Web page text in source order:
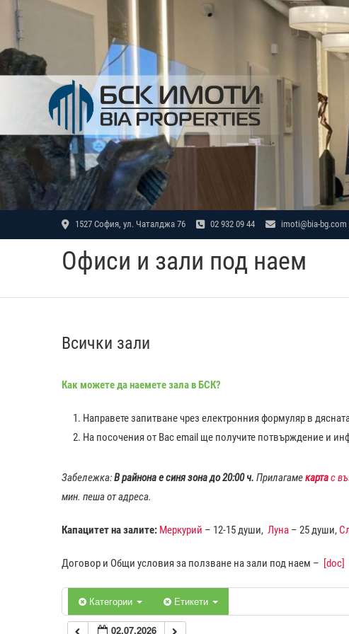
Skip
content
1527 София, ул. Чаталджа 76 02 932 09 44 imoti@bia-bg.com
Офиси и зали под наем
Всички зали
Как можете да наемете зала в БСК?
Направете запитване чрез електронния формуляр в
На посочения от Вас еmail ще получите потвърждение и
Забележка:В райнона е синя зона до 20:00 ч. Прилагамекартас
мин. пеша от адреса.
Капацитет на залите: Меркурий – 12-15 души, Луна – 25 души,
Договор и Общи условия за ползване на зали под наем – [doc]
Категории Етикети
02.07.2026
0:00
1:00